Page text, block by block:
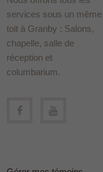
services sous un même
toit à Granby : Salons,
chapelle, salle de
réception et
columbarium.